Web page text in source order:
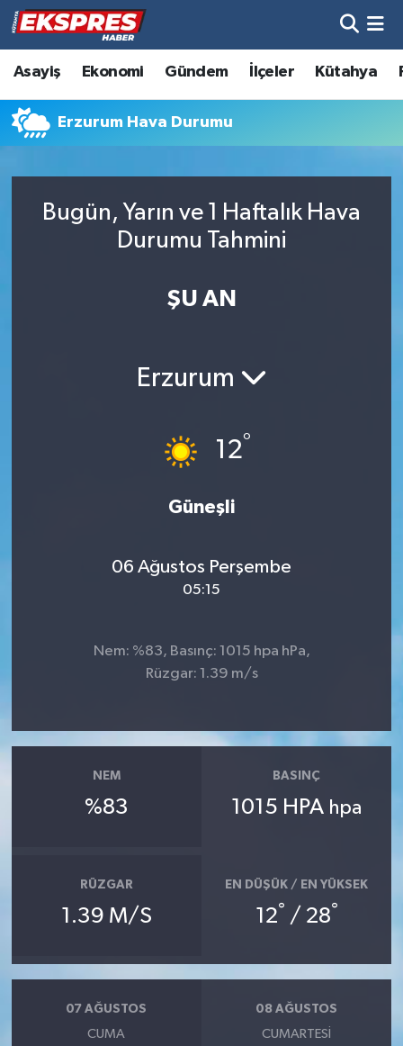
Asayiş Ekonomi Gündem İlçeler Kütahya
Erzurum Hava Durumu
Bugün, Yarın ve 1 Haftalık Hava
Durumu Tahmini
ŞU AN
Erzurum
12°
Güneşli
06 Ağustos Perşembe
05:15
Nem: %83, Basınç: 1015 hpa hPa,
Rüzgar: 1.39 m/s
NEM
%83
BASINÇ
1015 HPA hpa
RÜZGAR
1.39 M/S
EN DÜŞÜK / EN YÜKSEK
12° / 28°
07 AĞUSTOS
CUMA
08 AĞUSTOS
CUMARTESI
Altıntaş
Asayiş
Biyografiler
Hisarcık
Magazin
Hava Durumu
Trafik Durumu
Tüm Manşetler
Son Dakika Haberleri